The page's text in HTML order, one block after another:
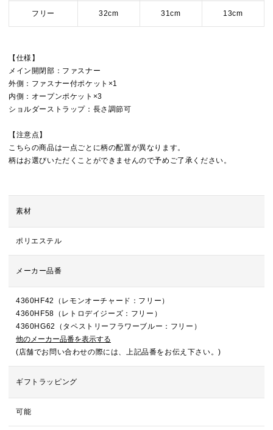
フリー 32cm 31cm 13cm
【仕様】
メイン開閉部：ファスナー
外側：ファスナー付ポケット×1
内側：オープンポケット×3
ショルダーストラップ：長さ調節可
【注意点】
こちらの商品は一点ごとに柄の配置が異なります。
柄はお選びいただくことができませんので予めご了承ください。
素材
ポリエステル
メーカー品番
4360HF42（レモンオーチャード：フリー）
4360HF58（レトロデイジーズ：フリー）
4360HG62（タペストリーフラワーブルー：フリー）
他のメーカー品番を表示する
(店舗でお問い合わせの際には、上記品番をお伝え下さい。)
ギフトラッピング
可能